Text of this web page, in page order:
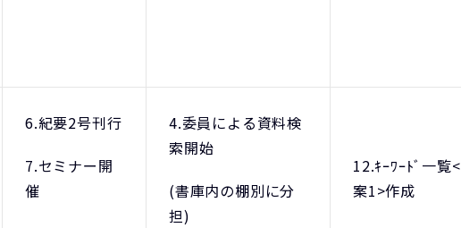
6.紀要2号刊行
7.セミナー開
催
4.委員による資料検
索開始
(書庫内の棚別に分
担)
12.ｷｰﾜｰﾄﾞ一覧<
案1>作成